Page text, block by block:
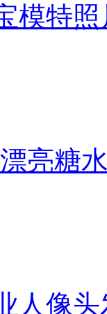
模特
亮糖
人像